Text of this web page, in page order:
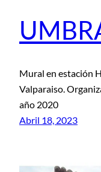
Mural en estación
Valparaiso.
año 2020
Abril 18, 2023